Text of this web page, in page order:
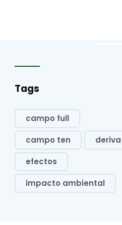
Tags
campo full
campo ten deriva
efectos
impacto ambiental